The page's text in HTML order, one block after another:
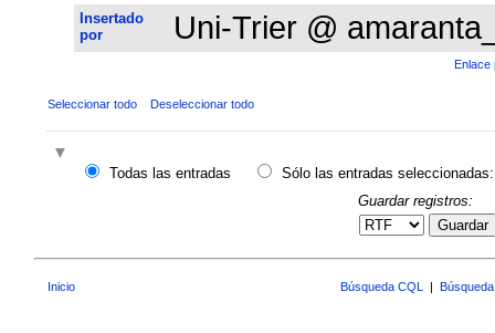
Insertado
por
Uni-Trier @
Enlace
Seleccionar todo Deseleccionar todo
Todas las entradas
Sólo las entradas seleccionadas:
Guardar registros:
Guardar
Inicio Búsqueda CQL